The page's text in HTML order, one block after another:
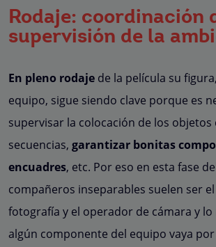
Rodaje: coordinación
supervisión de la
En pleno rodaje de la película su
equipo, sigue siendo clave porque es
supervisar la colocación de los objetos
secuencias, garantizar bonitas
encuadres, etc. Por eso en esta fase
compañeros inseparables suelen ser
fotografía y el operador de cámara y
algún componente del equipo vaya